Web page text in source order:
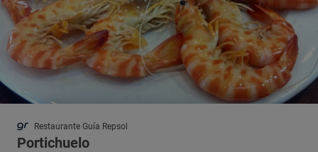
Restaurante Guía Repsol
Portichuelo